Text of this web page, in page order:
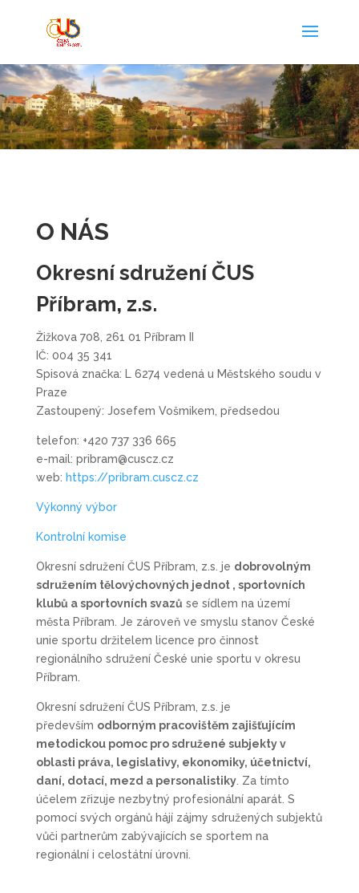
O NÁS
Okresní sdružení ČUS
Příbram, z.s.
Žižkova 708, 261 01 Příbram II
IČ: 004 35 341
Spisová značka: L 6274 vedená u Městského soudu v
Praze
Zastoupený: Josefem Vošmikem, předsedou
telefon: +420 737 336 665
e-mail: pribram@cuscz.cz
web: https://pribram.cuscz.cz
Výkonný výbor
Kontrolní komise
Okresní sdružení ČUS Příbram, z.s. je dobrovolným
sdružením tělovýchovných jednot , sportovních
klubů a sportovních svazů se sídlem na území
města Příbram. Je zároveň ve smyslu stanov České
unie sportu držitelem licence pro činnost
regionálního sdružení České unie sportu v okresu
Příbram.
Okresní sdružení ČUS Příbram, z.s. je
především odborným pracovištěm zajišťujícím
metodickou pomoc pro sdružené subjekty v
oblasti práva, legislativy, ekonomiky, účetnictví,
daní, dotací, mezd a personalistiky. Za tímto
účelem zřizuje nezbytný profesionální aparát. S
pomocí svých orgánů hájí zájmy sdružených subjektů
vůči partnerům zabývajících se sportem na
regionální i celostátní úrovni.